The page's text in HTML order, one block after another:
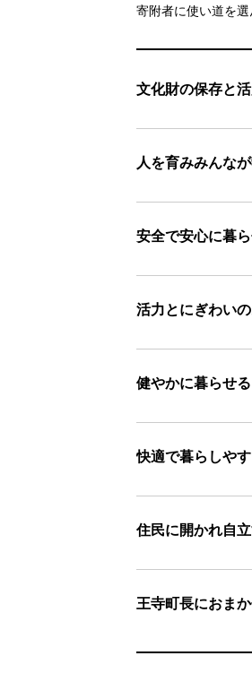
寄附者に使い道を
文化財の保存と
人を育みみんな
安全で安心に暮
活力とにぎわい
健やかに暮らせ
快適で暮らしや
住民に開かれ自
王寺町長におま